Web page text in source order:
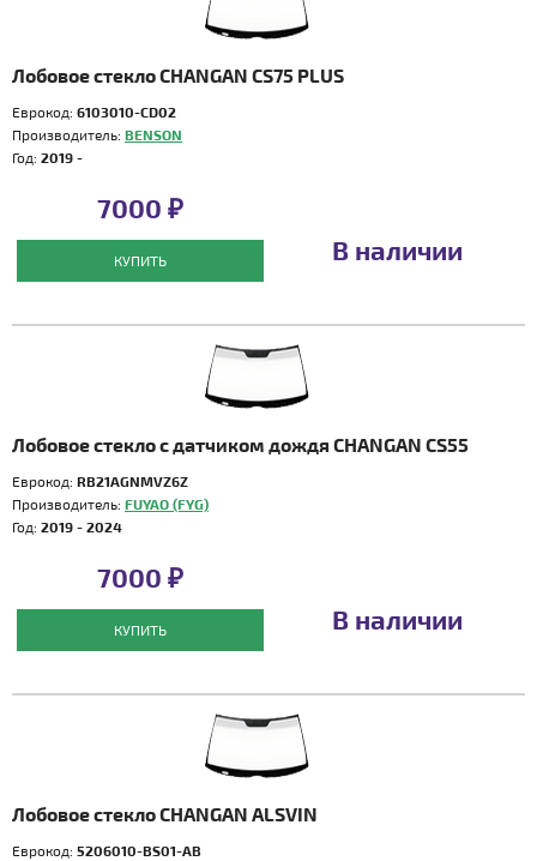
Лобовое стекло CHANGAN CS75 PLUS
Еврокод: 6103010-CD02
Производитель: BENSON
Год: 2019 -
7000 ₽
КУПИТЬ В наличии
Лобовое стекло с датчиком дождя CHANGAN CS55
Еврокод: RB21AGNMVZ6Z
Производитель: FUYAO (FYG)
Год: 2019 - 2024
7000 ₽
КУПИТЬ В наличии
Лобовое стекло CHANGAN ALSVIN
Еврокод: 5206010-BS01-AB